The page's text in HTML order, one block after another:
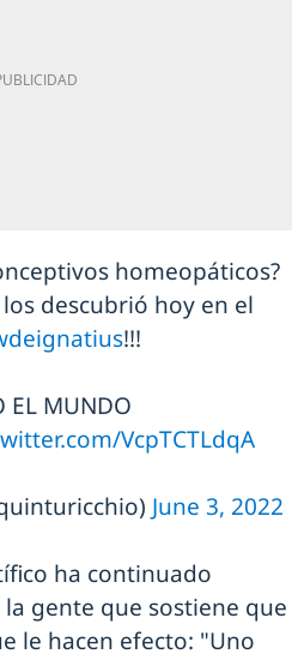
homeopáticos?
descubrió hoy en el
!!!
EL MUNDO
VcpTCTLdqA
June 3, 2022
ha continuado
gente que sostiene que
le hacen efecto: "Uno